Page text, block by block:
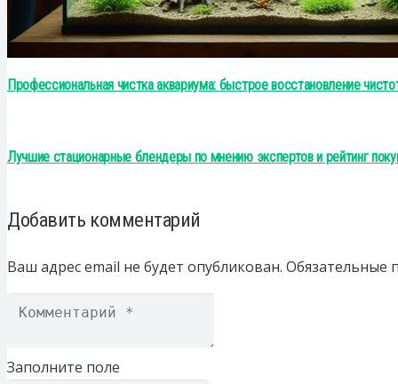
Профессиональная чистка аквариума: быстрое восстановление
Лучшие стационарные блендеры по мнению экспертов и рейтинг
Добавить комментарий
Ваш адрес email не будет опубликован. Обязательные
Заполните поле